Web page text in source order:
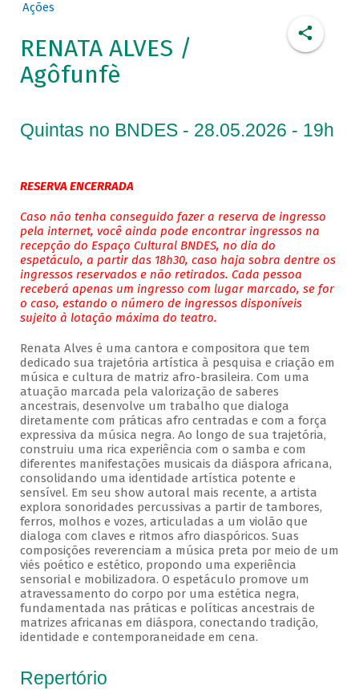
Ações
RENATA ALVES /
Agôfunfè
Quintas no BNDES - 28.05.2026 - 19h
RESERVA ENCERRADA
Caso não tenha conseguido fazer a reserva de ingresso
pela internet, você ainda pode encontrar ingressos na
recepção do Espaço Cultural BNDES, no dia do
espetáculo, a partir das 18h30, caso haja sobra dentre os
ingressos reservados e não retirados. Cada pessoa
receberá apenas um ingresso com lugar marcado, se for
o caso, estando o número de ingressos disponíveis
sujeito à lotação máxima do teatro.
Renata Alves é uma cantora e compositora que tem
dedicado sua trajetória artística à pesquisa e criação em
música e cultura de matriz afro-brasileira. Com uma
atuação marcada pela valorização de saberes
ancestrais, desenvolve um trabalho que dialoga
diretamente com práticas afro centradas e com a força
expressiva da música negra. Ao longo de sua trajetória,
construiu uma rica experiência com o samba e com
diferentes manifestações musicais da diáspora africana,
consolidando uma identidade artística potente e
sensível. Em seu show autoral mais recente, a artista
explora sonoridades percussivas a partir de tambores,
ferros, molhos e vozes, articuladas a um violão que
dialoga com claves e ritmos afro diaspóricos. Suas
composições reverenciam a música preta por meio de um
viés poético e estético, propondo uma experiência
sensorial e mobilizadora. O espetáculo promove um
atravessamento do corpo por uma estética negra,
fundamentada nas práticas e políticas ancestrais de
matrizes africanas em diáspora, conectando tradição,
identidade e contemporaneidade em cena.
Repertório